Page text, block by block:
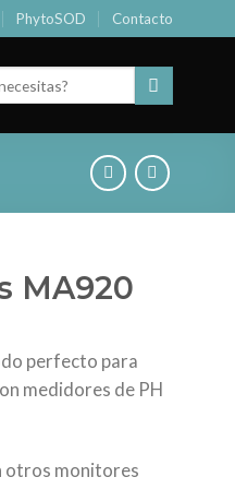
PhytoSOD Contacto
MA920
perfecto para
medidores de PH
otros monitores